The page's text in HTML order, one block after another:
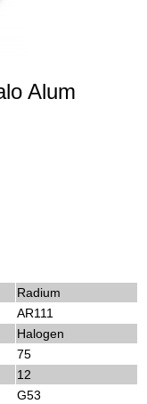
Alum
Radium
AR111
Halogen
75
12
G53